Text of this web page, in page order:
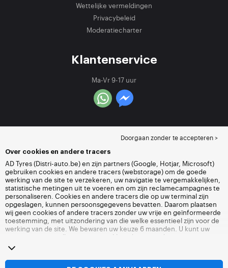
Wettelijke vermeldingen
Privacybeleid
Moderatiecharter
Klantenservice
Ma-Vr 9-17 uur
Doorgaan zonder te accepteren >
Over cookies en andere tracers
AD Tyres (Distri-auto.be) en zijn partners (Google, Hotjar, Microsoft)
gebruiken cookies en andere tracers (webstorage) om de goede
werking van de site te verzekeren, uw navigatie te vergemakkelijken,
statistische metingen uit te voeren en om zijn reclamecampagnes te
personaliseren. Cookies en andere tracers die op uw terminal zijn
opgeslagen, kunnen persoonsgegevens bevatten. Daarom plaatsen
wij geen cookies of andere tracers zonder uw vrije en geïnformeerde
toestemming, met uitzondering van die welke essentieel zijn voor de
werking van de site. We bewaren uw keuze 6 maanden. U kunt uw
toestemming op elk moment intrekken door naar de pagina over
cookies en andere tracers
surfen zonder het deponeren van cookies of andere tracers te
aanvaarden. Weigering verhindert de toegang tot diensten niet Distri-